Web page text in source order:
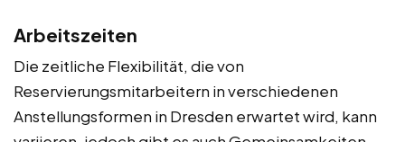
Arbeitszeiten
Die zeitliche Flexibilität, die von
Reservierungsmitarbeitern in verschiedenen
Anstellungsformen in Dresden erwartet wird, kann